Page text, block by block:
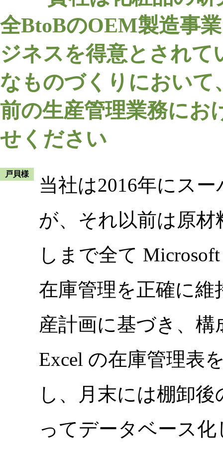
全BtoBのOEM製造事
ジネスを得意とされ
なものづくりにおいて
前の生産管理業務にお
せください
戸貝様
当社は2016年にス
が、それ以前は原
しまで全て
在庫管理を正確に
産計画に基づき、
Excel の在庫管理表
し、月末には棚卸後
ってデータベース